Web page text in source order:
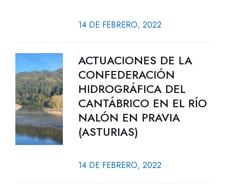
14 DE FEBRERO, 2022
ACTUACIONES DE LA
CONFEDERACIÓN
HIDROGRÁFICA DEL
CANTÁBRICO EN EL RÍO
NALÓN EN PRAVIA
(ASTURIAS)
14 DE FEBRERO, 2022